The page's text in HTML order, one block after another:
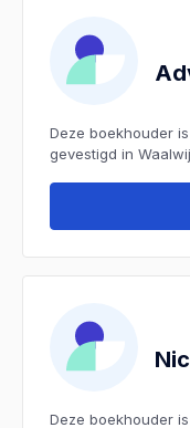
Deze boekhouder
gevestigd in
Deze boekhouder